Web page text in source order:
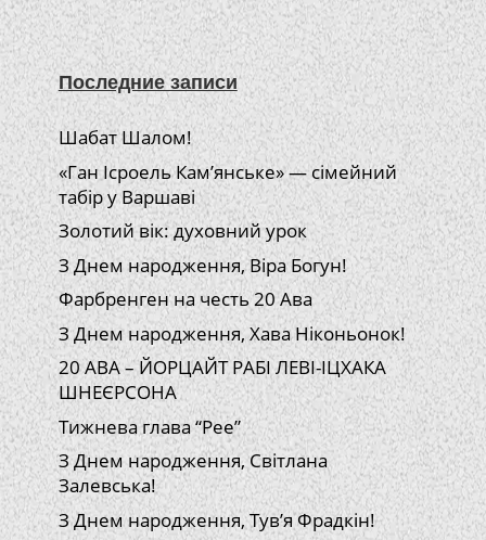
Последние записи
Шабат Шалом!
«Ган Ісроель Кам’янське» — сімейний
табір у Варшаві
Золотий вік: духовний урок
З Днем народження, Віра Богун!
Фарбренген на честь 20 Ава
З Днем народження, Хава Ніконьонок!
20 АВА – ЙОРЦАЙТ РАБІ ЛЕВІ-ІЦХАКА
ШНЕЄРСОНА
Тижнева глава “Рее”
З Днем народження, Світлана
Залевська!
З Днем народження, Тув’я Фрадкін!